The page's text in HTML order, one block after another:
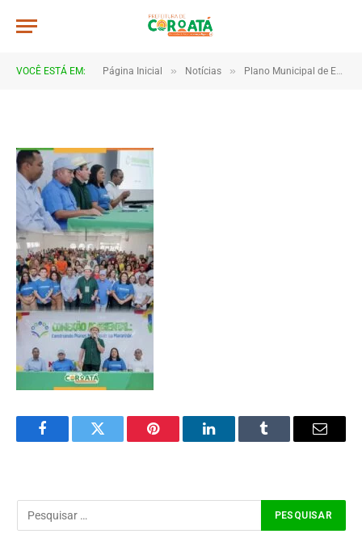
VOCÊ ESTÁ EM: Página Inicial » Notícias » Plano Municipal de Educação Ambiental é aprovado em Coroatá
FacebookTwitter Pinterest LinkedInTumblr Email